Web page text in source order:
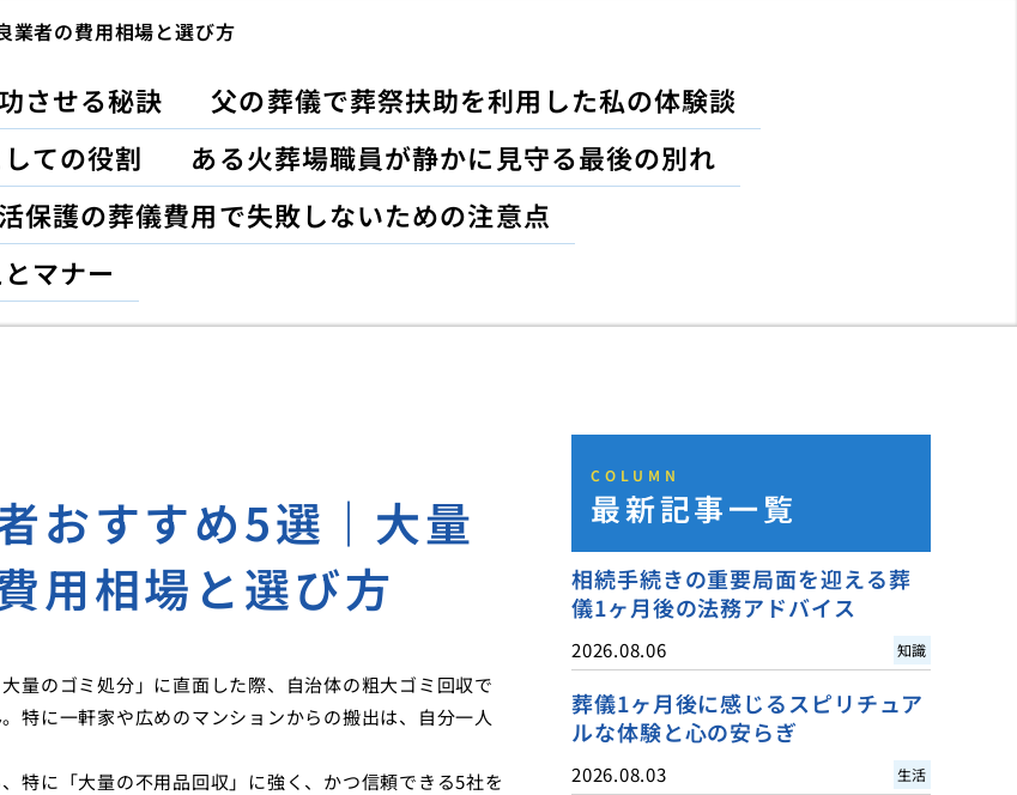
業者の費用相場と選び方
させる秘訣
父の葬儀で葬祭扶助を利用した私の体験談
ての役割
ある火葬場職員が静かに見守る最後の別れ
保護の葬儀費用で失敗しないための注意点
マナー
おすすめ5選｜大量
用相場と選び方
量のゴミ処分」に直面した際、自治体の粗大ゴミ回収で
特に一軒家や広めのマンションからの搬出は、自分一人
特に「大量の不用品回収」に強く、かつ信頼できる5社を
COLUMN
最新記事一覧
相続手続きの重要局面を迎える葬
儀1ヶ月後の法務アドバイス
2026.08.06 知識
葬儀1ヶ月後に感じるスピリチュア
ルな体験と心の安らぎ
2026.08.03 生活